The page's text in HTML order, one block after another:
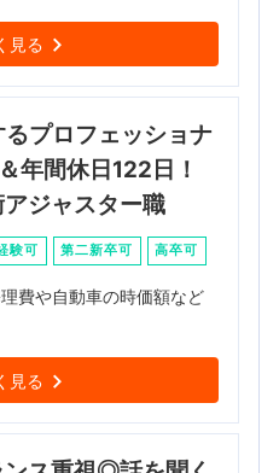
見る
プロフェッショナ
年間休日122日！
ジャスター職
験可 第二新卒可 高卒可
費や自動車の時価額など
見る